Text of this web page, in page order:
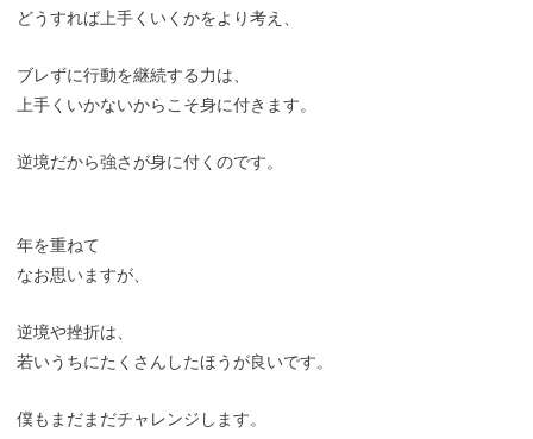
どうすれば上手くいくかをより考え、
ブレずに行動を継続する力は、
上手くいかないからこそ身に付きます。
逆境だから強さが身に付くのです。
年を重ねて
なお思いますが、
逆境や挫折は、
若いうちにたくさんしたほうが良いです。
僕もまだまだチャレンジします。